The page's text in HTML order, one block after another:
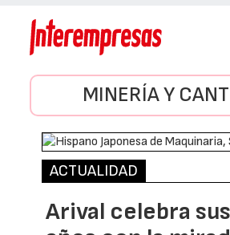
MINERÍA Y
ACTUALIDAD
Arival celebra